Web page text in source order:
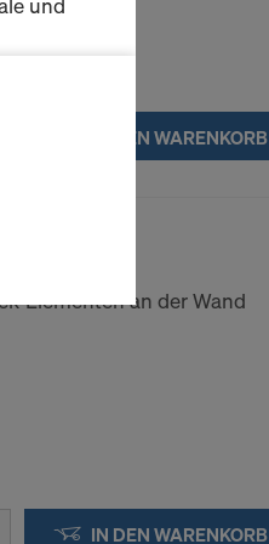
IN DEN WARENKORB
Elementen an der Wand
IN DEN WARENKORB
Sie der
dem